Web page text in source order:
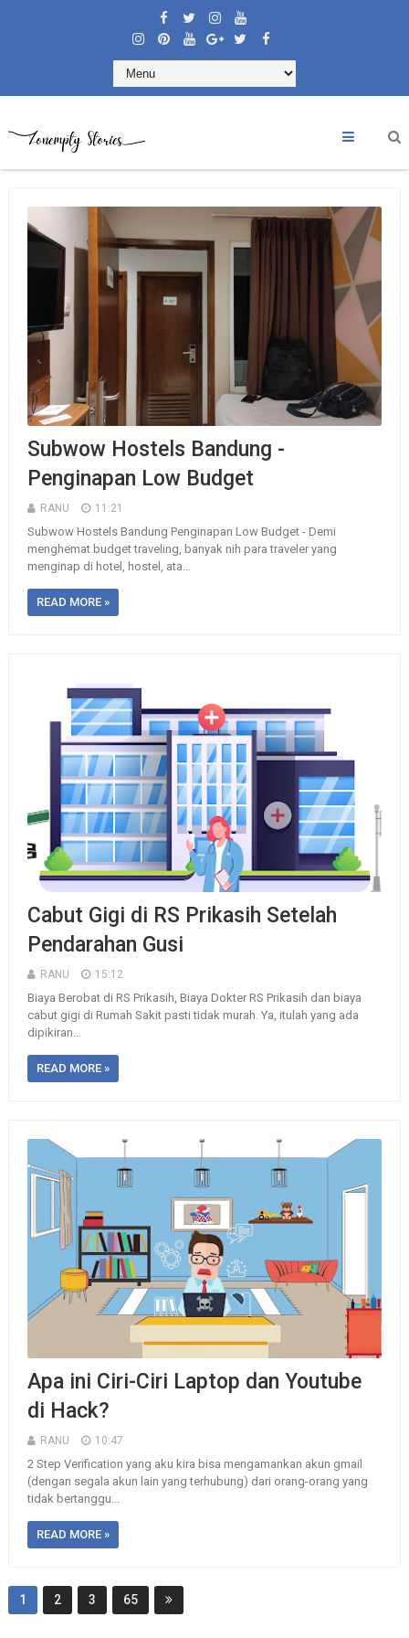
Subwow Hostels Bandung -
Penginapan Low Budget
RANU 11:21
Subwow Hostels Bandung Penginapan Low Budget - Demi
menghemat budget traveling, banyak nih para traveler yang
menginap di hotel, hostel, ata...
READ MORE »
Cabut Gigi di RS Prikasih Setelah
Pendarahan Gusi
RANU 15:12
Biaya Berobat di RS Prikasih, Biaya Dokter RS Prikasih dan biaya
cabut gigi di Rumah Sakit pasti tidak murah. Ya, itulah yang ada
dipikiran...
READ MORE »
Apa ini Ciri-Ciri Laptop dan Youtube
di Hack?
RANU 10:47
2 Step Verification yang aku kira bisa mengamankan akun gmail
(dengan segala akun lain yang terhubung) dari orang-orang yang
tidak bertanggu...
READ MORE »
1 2 3 65